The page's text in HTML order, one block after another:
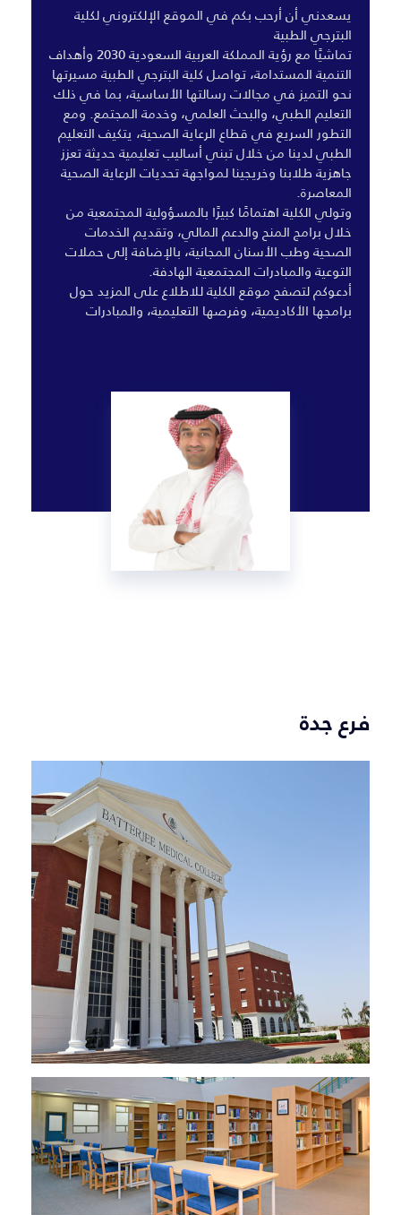
يسعدني أن أرحب بكم في الموقع الإلكتروني لكلية
البترجي الطبية
تماشيًا مع رؤية المملكة العربية السعودية 2030 وأهداف
التنمية المستدامة، تواصل كلية البترجي الطبية مسيرتها
نحو التميز في مجالات رسالتها الأساسية، بما في ذلك
التعليم الطبي، والبحث العلمي، وخدمة المجتمع. ومع
التطور السريع في قطاع الرعاية الصحية، يتكيف التعليم
الطبي لدينا من خلال تبني أساليب تعليمية حديثة تعزز
جاهزية طلابنا وخريجينا لمواجهة تحديات الرعاية الصحية
المعاصرة.
وتولي الكلية اهتمامًا كبيرًا بالمسؤولية المجتمعية من
خلال برامج المنح والدعم المالي، وتقديم الخدمات
الصحية وطب الأسنان المجانية، بالإضافة إلى حملات
التوعية والمبادرات المجتمعية الهادفة.
أدعوكم لتصفح موقع الكلية للاطلاع على المزيد حول
برامجها الأكاديمية، وفرصها التعليمية، والمبادرات
فرع جدة